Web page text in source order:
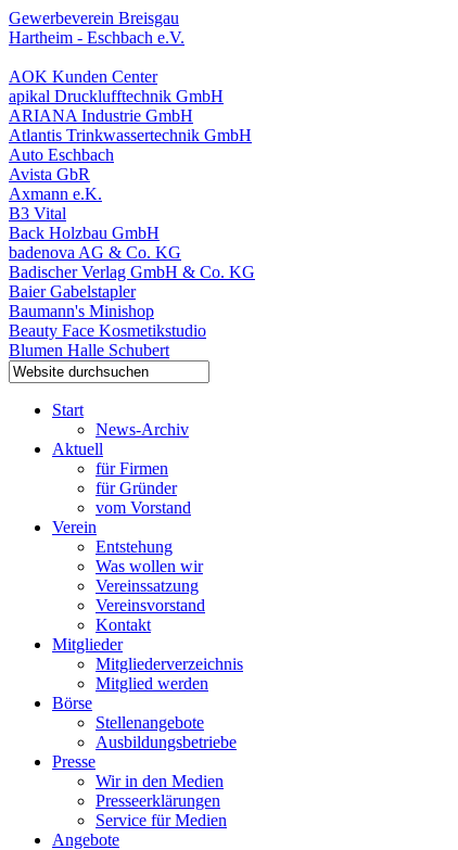
Gewerbeverein Breisgau
Hartheim - Eschbach e.V.
AOK Kunden Center
apikal Drucklufftechnik GmbH
ARIANA Industrie GmbH
Atlantis Trinkwassertechnik GmbH
Auto Eschbach
Avista GbR
Axmann e.K.
B3 Vital
Back Holzbau GmbH
badenova AG & Co. KG
Badischer Verlag GmbH & Co. KG
Baier Gabelstapler
Baumann's Minishop
Beauty Face Kosmetikstudio
Blumen Halle Schubert
Start
News-Archiv
Aktuell
für Firmen
für Gründer
vom Vorstand
Verein
Entstehung
Was wollen wir
Vereinssatzung
Vereinsvorstand
Kontakt
Mitglieder
Mitgliederverzeichnis
Mitglied werden
Börse
Stellenangebote
Ausbildungsbetriebe
Presse
Wir in den Medien
Presseerklärungen
Service für Medien
Angebote